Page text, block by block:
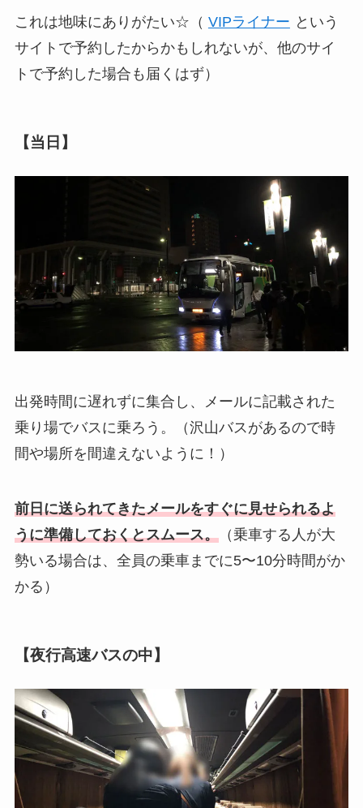
これは地味にありがたい☆（ VIPライナー という
サイトで予約したからかもしれないが、他のサイ
トで予約した場合も届くはず）
【当日】
出発時間に遅れずに集合し、メールに記載された
乗り場でバスに乗ろう。（沢山バスがあるので時
間や場所を間違えないように！）
前日に送られてきたメールをすぐに見せられるよ
うに準備しておくとスムース。（乗車する人が大
勢いる場合は、全員の乗車までに5〜10分時間がか
かる）
【夜行高速バスの中】